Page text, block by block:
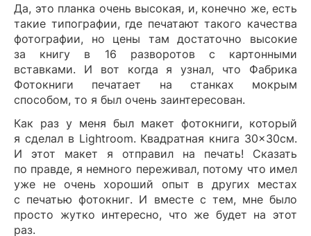
Да, это планка очень высокая, и, конечно же, есть
такие типографии, где печатают такого качества
фотографии, но цены там достаточно высокие
за книгу в 16 разворотов с картонными
вставками. И вот когда я узнал, что Фабрика
Фотокниги печатает на станках мокрым
способом, то я был очень заинтересован.
Как раз у меня был макет фотокниги, который
я сделал в Lightroom. Квадратная книга 30×30см.
И этот макет я отправил на печать! Сказать
по правде, я немного переживал, потому что имел
уже не очень хороший опыт в других местах
с печатью фотокниг. И вместе с тем, мне было
просто жутко интересно, что же будет на этот
раз.